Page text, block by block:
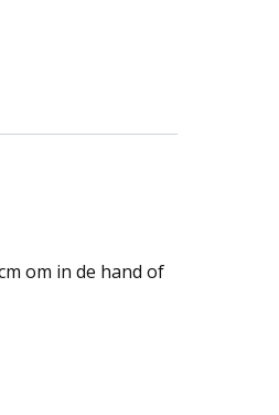
om in de hand of